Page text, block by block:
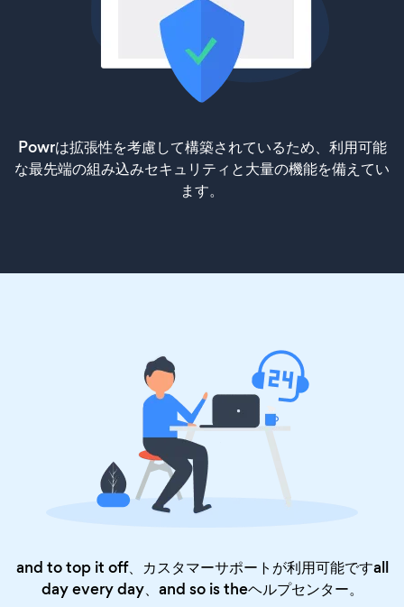
Powrは拡張性を考慮して構築されているため、利用可能
な最先端の組み込みセキュリティと大量の機能を備えてい
ます。
and to top it off、カスタマーサポートが利用可能ですall
day every day、and so is theヘルプセンター。